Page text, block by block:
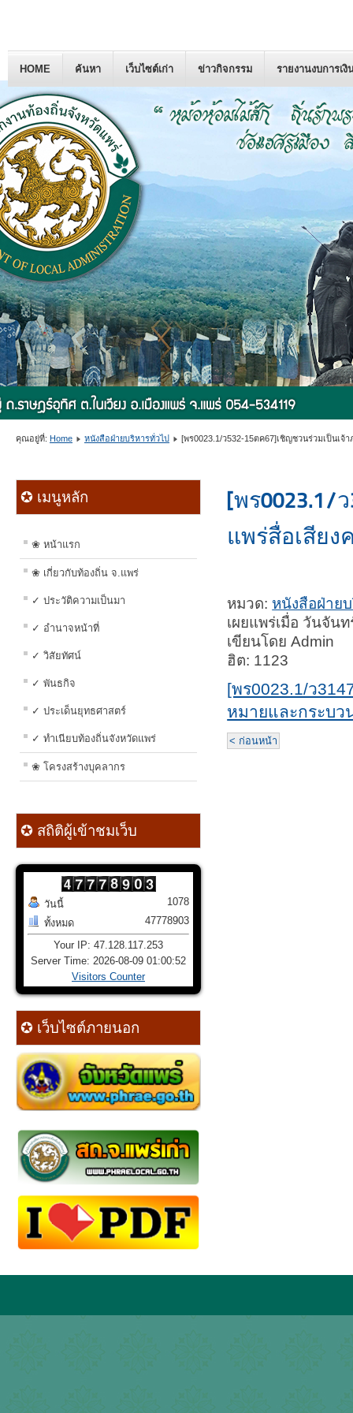
HOME ค้นหา เว็บไซต์เก่า ข่าวกิจกรรม รายงานงบการเงิ
คุณอยู่ที่: Home หนังสือฝ่ายบริหารทั่วไป [พร0023.1/ว532-15ตค67]เชิญชวนร่วมเป็นเ
✪ เมนูหลัก
❀ หน้าแรก
❀ เกี่ยวกับท้องถิ่น จ.แพร่
✓ ประวัติความเป็นมา
✓ อำนาจหน้าที่
✓ วิสัยทัศน์
✓ พันธกิจ
✓ ประเด็นยุทธศาสตร์
✓ ทำเนียบท้องถิ่นจังหวัดแพร่
❀ โครงสร้างบุคลากร
✪ สถิติผู้เข้าชมเว็บ
วันนี้
ทั้งหมด
1078
47778903
Your IP: 47.128.117.253
Server Time: 2026-08-09 01:00:52
Visitors Counter
✪ เว็บไซต์ภายนอก
[พร0023.1/
แพร่สื่อเสีย
หมวด: หนังสือฝ่าย
เผยแพร่เมื่อ วันจัน
เขียนโดย Admin
ฮิต: 1123
[พร0023.1/ว
หมายและกระบว
< ก่อนหน้า